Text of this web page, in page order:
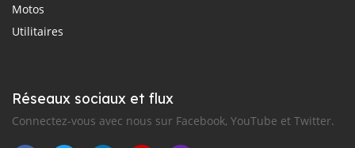
Motos
Utilitaires
Réseaux sociaux et flux
Connectez-vous avec nous sur Facebook, YouTube et Twitter.